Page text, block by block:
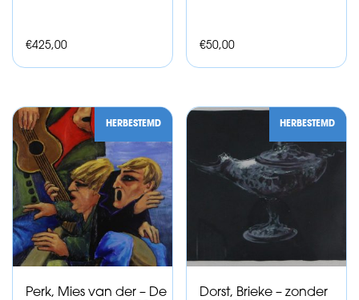
€425,00 €50,00
HERBESTEMD
Perk, Mies van der – De
HERBESTEMD
Dorst, Brieke – zonder